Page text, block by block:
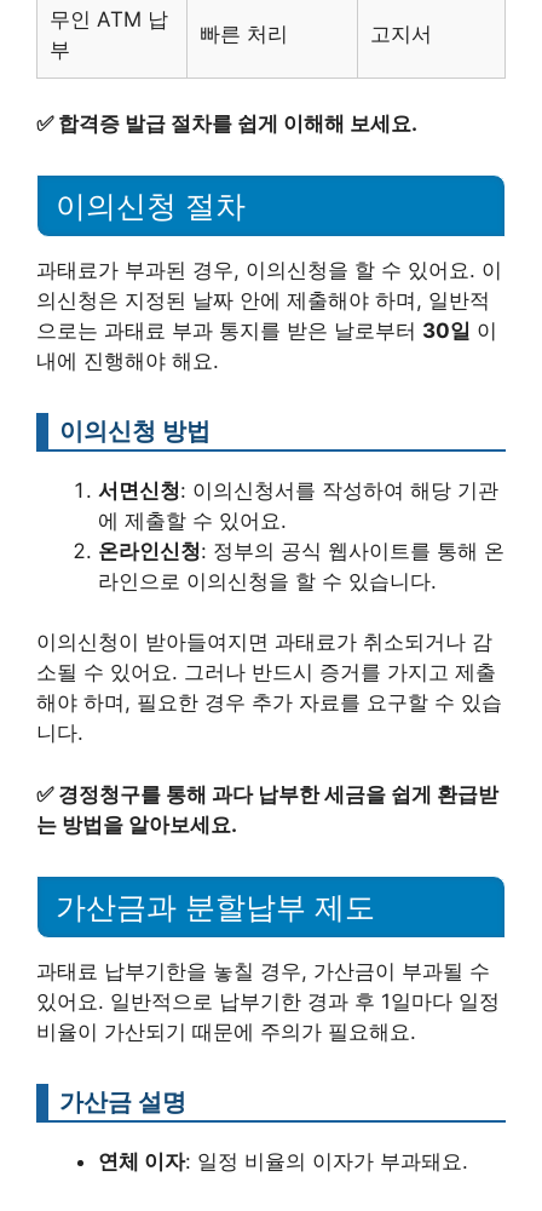
무인 ATM 납
부
빠른 처리 고지서
✅ 합격증 발급 절차를 쉽게 이해해 보세요.
이의신청 절차
과태료가 부과된 경우, 이의신청을 할 수 있어요. 이
의신청은 지정된 날짜 안에 제출해야 하며, 일반적
으로는 과태료 부과 통지를 받은 날로부터 30일 이
내에 진행해야 해요.
이의신청 방법
서면신청: 이의신청서를 작성하여 해당 기관
에 제출할 수 있어요.
온라인신청: 정부의 공식 웹사이트를 통해 온
라인으로 이의신청을 할 수 있습니다.
이의신청이 받아들여지면 과태료가 취소되거나 감
소될 수 있어요. 그러나 반드시 증거를 가지고 제출
해야 하며, 필요한 경우 추가 자료를 요구할 수 있습
니다.
✅ 경정청구를 통해 과다 납부한 세금을 쉽게 환급받
는 방법을 알아보세요.
가산금과 분할납부 제도
과태료 납부기한을 놓칠 경우, 가산금이 부과될 수
있어요. 일반적으로 납부기한 경과 후 1일마다 일정
비율이 가산되기 때문에 주의가 필요해요.
가산금 설명
연체 이자: 일정 비율의 이자가 부과돼요.